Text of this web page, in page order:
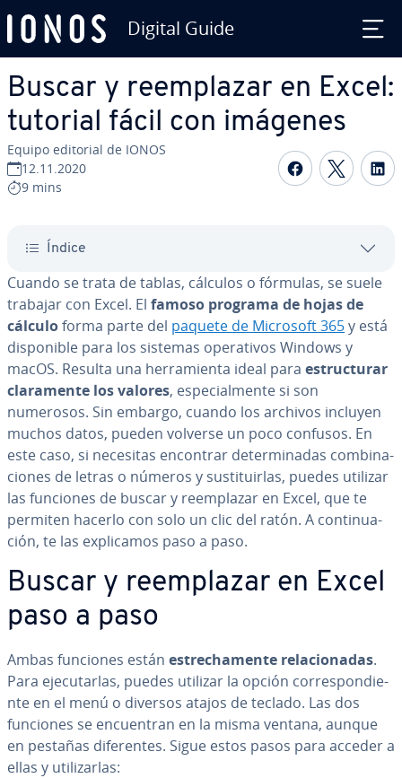
Digital Guide
Buscar y re­em­pla­zar en Excel:
tutorial fácil con imágenes
Equipo editorial de IONOS
12.11.2020
9 mins
Compartir
Índice
Cuando se trata de tablas, cálculos o fórmulas, se suele
trabajar con Excel. El famoso programa de hojas de
cálculoforma parte del paquete de Microsoft 365y está
di­s­po­ni­ble para los sistemas ope­ra­ti­vos Windows y
macOS. Resulta una he­rra­mie­n­ta ideal para es­tru­c­tu­rar
cla­ra­me­n­te los valores, es­pe­cia­l­me­n­te si son
numerosos. Sin embargo, cuando los archivos incluyen
muchos datos, pueden volverse un poco confusos. En
este caso, si necesitas encontrar de­te­r­mi­na­das co­m­bi­na­
cio­nes de letras o números y su­s­ti­tui­r­las, puedes utilizar
las funciones de buscar y re­em­pla­zar en Excel, que te
permiten hacerlo con solo un clic del ratón. A co­n­ti­nua­
ción, te las ex­pli­ca­mos paso a paso.
Buscar y re­em­pla­zar en Excel
paso a paso
Ambas funciones están es­tre­cha­me­n­te re­la­cio­na­das.
Para eje­cu­tar­las, puedes utilizar la opción co­rre­s­po­n­die­
n­te en el menú o diversos atajos de teclado. Las dos
funciones se en­cue­n­tran en la misma ventana, aunque
en pestañas di­fe­re­n­tes. Sigue estos pasos para acceder a
ellas y uti­li­zar­las: